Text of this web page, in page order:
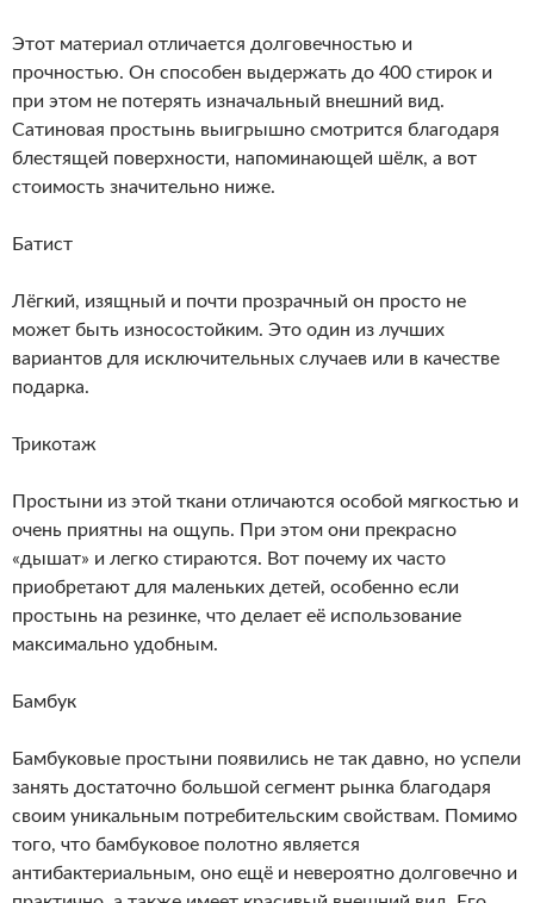
Этот материал отличается долговечностью и
прочностью. Он способен выдержать до 400 стирок и
при этом не потерять изначальный внешний вид.
Сатиновая простынь выигрышно смотрится благодаря
блестящей поверхности, напоминающей шёлк, а вот
стоимость значительно ниже.
Батист
Лёгкий, изящный и почти прозрачный он просто не
может быть износостойким. Это один из лучших
вариантов для исключительных случаев или в качестве
подарка.
Трикотаж
Простыни из этой ткани отличаются особой мягкостью и
очень приятны на ощупь. При этом они прекрасно
«дышат» и легко стираются. Вот почему их часто
приобретают для маленьких детей, особенно если
простынь на резинке, что делает её использование
максимально удобным.
Бамбук
Бамбуковые простыни появились не так давно, но успели
занять достаточно большой сегмент рынка благодаря
своим уникальным потребительским свойствам. Помимо
того, что бамбуковое полотно является
антибактериальным, оно ещё и невероятно долговечно и